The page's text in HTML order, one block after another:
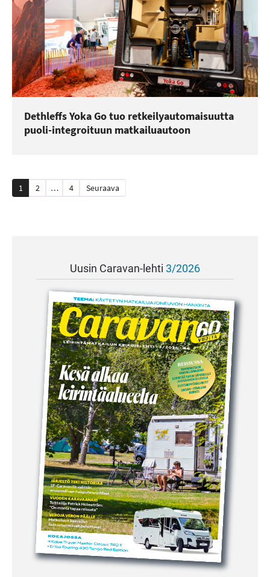
Dethleffs Yoka Go tuo retkeilyautomaisuutta
puoli-integroituun matkailuautoon
Artikkelien
1 2 … 4 Seuraava
Uusin Caravan-lehti 3/2026